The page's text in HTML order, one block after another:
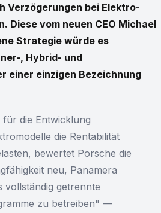
Verzögerungen bei Elektro-
Diese vom neuen CEO Michael
Strategie würde es
, Hybrid- und
einer einzigen Bezeichnung
für die Entwicklung
die Rentabilität
bewertet Porsche die
neu, Panamera
vollständig getrennte
zu betreiben" —